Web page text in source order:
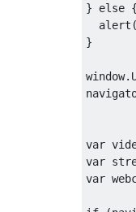
} else {
  alert(
}
window
var
var
var